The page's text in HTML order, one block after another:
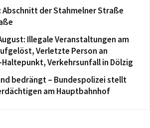
Abschnitt der Stahmelner Straße
Illegale Veranstaltungen am
Verletzte Person an
Verkehrsunfall in Dölzig
bedrängt – Bundespolizei stellt
am Hauptbahnhof